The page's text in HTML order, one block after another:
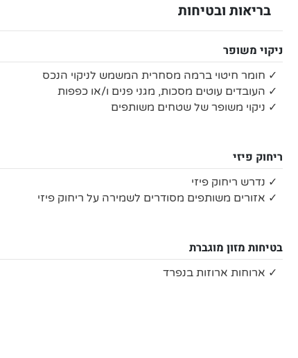
בריאות ובטיחות
ניקוי משופר
✓ חומר חיטוי ברמה מסחרית המשמש לניקוי הנכס
✓ העובדים עוטים מסכות, מגני פנים ו/או כפפות
✓ ניקוי משופר של שטחים משותפים
ריחוק פיזי
✓ נדרש ריחוק פיזי
✓ אזורים משותפים מסודרים לשמירה על ריחוק פיזי
בטיחות מזון מוגברת
✓ ארוחות ארוזות בנפרד